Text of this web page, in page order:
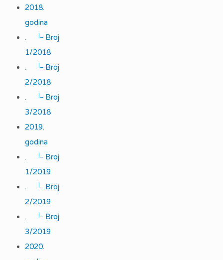
2018.
godina
.
|_
Broj
1/2018
.
|_
Broj
2/2018
.
|_
Broj
3/2018
2019.
godina
.
|_
Broj
1/2019
.
|_
Broj
2/2019
.
|_
Broj
3/2019
2020.